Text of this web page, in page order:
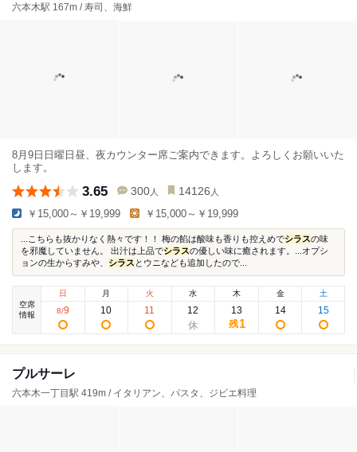
六本木駅 167m / 寿司、海鮮
8月9日日曜日昼、夜カウンター席ご案内できます。よろしくお願いいた
します。
3.65 300 人 14126 人
￥15,000～￥19,999 ￥15,000～￥19,999
...こちらも抜かりなく熱々です！！ 梅の餡は酸味も香りも控えめでシラスの味
を邪魔していません。 出汁は上品でシラスの優しい味に癒されます。...オプシ
ョンの生からすみや、 シラス とウニなども追加したので...
空席
情報
日
8/9
月
10
火
11
水
12
木
13
残1
金
14
土
15
プルサーレ
六本木一丁目駅 419m / イタリアン、パスタ、ジビエ料理